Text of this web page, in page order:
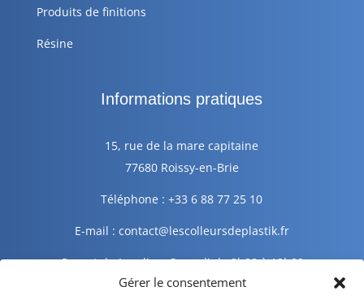
Gérer le consentement
Produits de finitions
Résine
Informations pratiques
15, rue de la mare capitaine
77680 Roissy-en-Brie
Téléphone : +33 6 88 77 25 10
E-mail : contact@lescolleursdeplastik.fr
Ouvert du Lundi au Samedi de 9h00 à 19h00